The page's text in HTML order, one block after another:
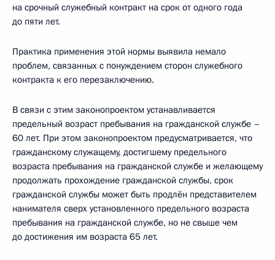
на срочный служебный контракт на срок от одного года
до пяти лет.
Практика применения этой нормы выявила немало
проблем, связанных с понуждением сторон служебного
контракта к его перезаключению.
В связи с этим законопроектом устанавливается
предельный возраст пребывания на гражданской службе –
60 лет. При этом законопроектом предусматривается, что
гражданскому служащему, достигшему предельного
возраста пребывания на гражданской службе и желающему
продолжать прохождение гражданской службы, срок
гражданской службы может быть продлён представителем
нанимателя сверх установленного предельного возраста
пребывания на гражданской службе, но не свыше чем
до достижения им возраста 65 лет.